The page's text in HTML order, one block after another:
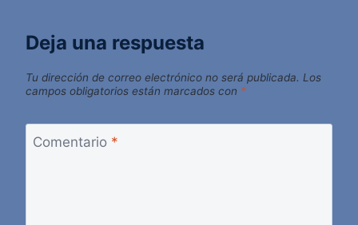
Deja una respuesta
Tu dirección de correo electrónico no será publicada. Los
campos obligatorios están marcados con *
Comentario *